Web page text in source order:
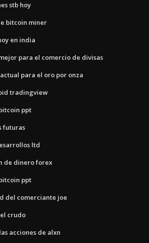
stb hoy
bitcoin miner
en india
para el comercio de divisas
para el oro por onza
tradingview
ppt
futuras
ltd
de dinero forex
ppt
del comerciante joe
crudo
acciones de alxn